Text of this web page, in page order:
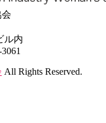
ル内
All Rights Reserved.